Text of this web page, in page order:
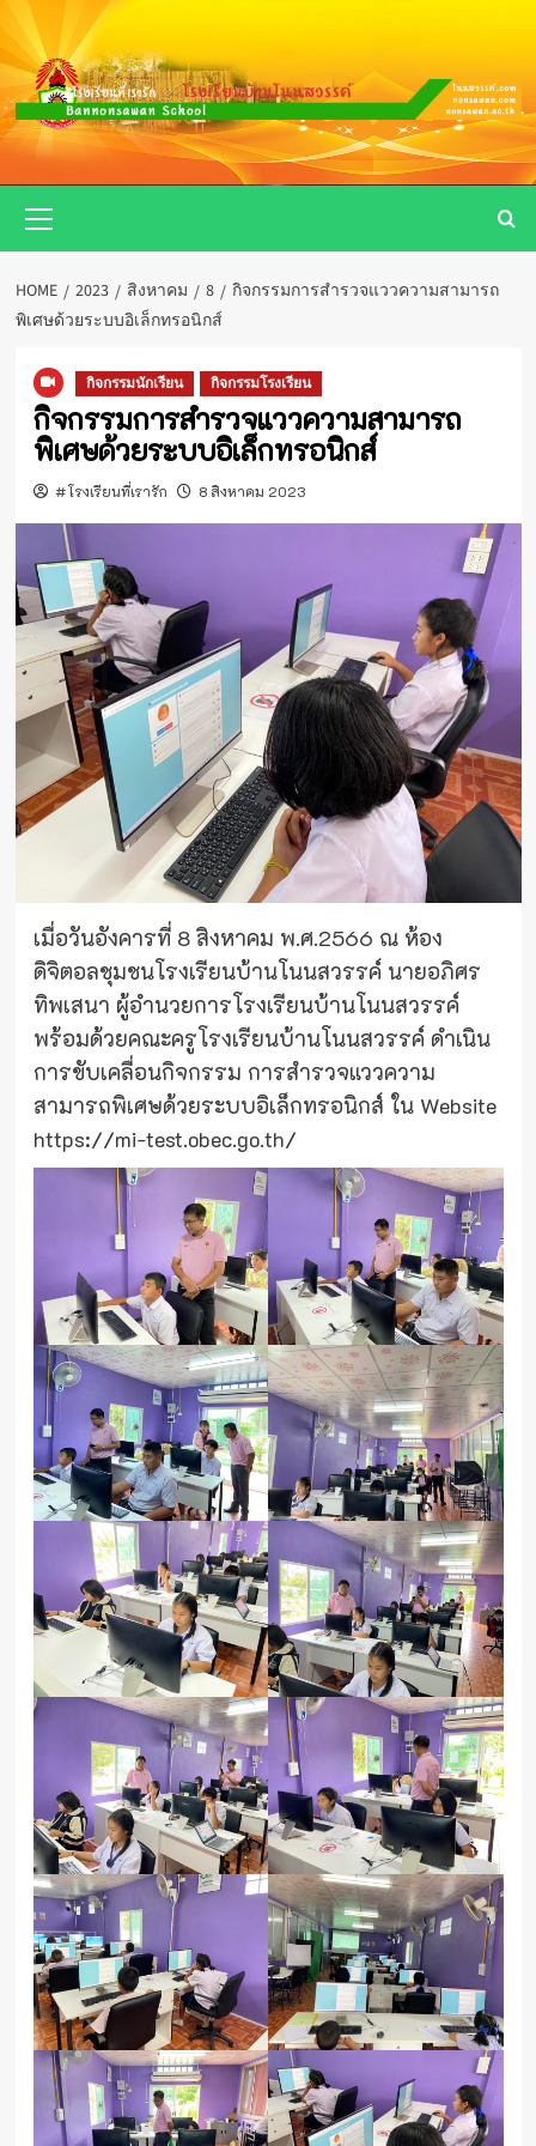
Skip
content
Menu
HOME 2023 สิงหาคม 8
กิจกรรมการสำรวจแววความสามารถ
พิเศษด้วยระบบอิเล็กทรอนิกส์
กิจกรรมนักเรียน กิจกรรมโรงเรียน
กิจกรรมการสำรวจแววความสามารถ
พิเศษด้วยระบบอิเล็กทรอนิกส์
#โรงเรียนที่เรารัก 8 สิงหาคม 2023
เมื่อวันอังคารที่ 8 สิงหาคม พ.ศ.2566 ณ ห้อง
ดิจิตอลชุมชนโรงเรียนบ้านโนนสวรรค์ นายอภิศร
ทิพเสนา ผู้อำนวยการโรงเรียนบ้านโนนสวรรค์
พร้อมด้วยคณะครูโรงเรียนบ้านโนนสวรรค์ ดำเนิน
การขับเคลื่อนกิจกรรม การสำรวจแววความ
สามารถพิเศษด้วยระบบอิเล็กทรอนิกส์ ใน Website
https://mi-test.obec.go.th/